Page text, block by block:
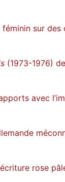
sur
(1973-1976)
avec
rose